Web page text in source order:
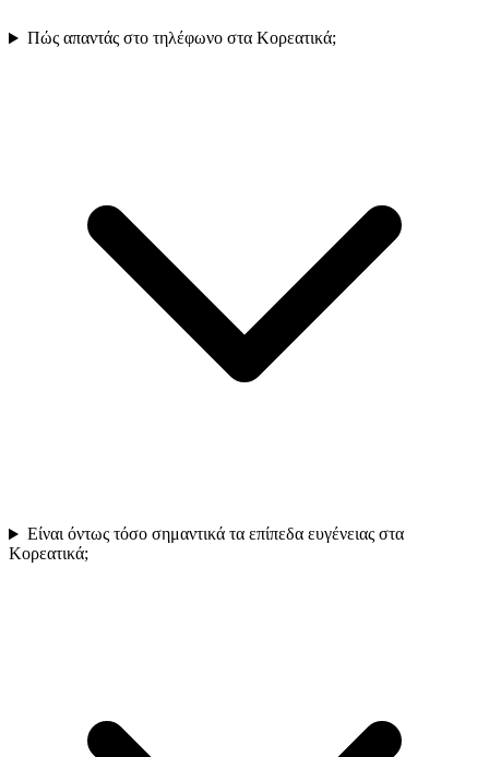
Πώς απαντάς στο τηλέφωνο στα Κορεατικά;
Είναι όντως τόσο σημαντικά τα επίπεδα ευγένειας στα
Κορεατικά;